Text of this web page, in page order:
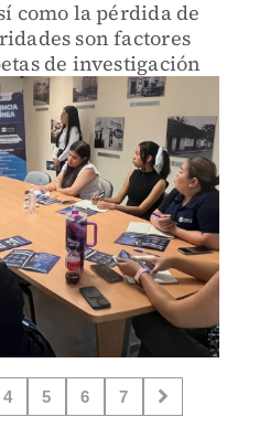
como la pérdida de
son factores
de investigación
4 5 6 7